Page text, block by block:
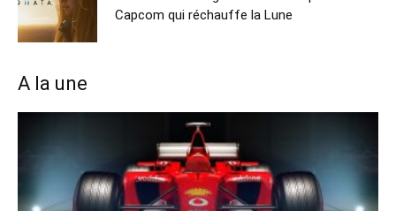
Capcom qui réchauffe la Lune
A la une